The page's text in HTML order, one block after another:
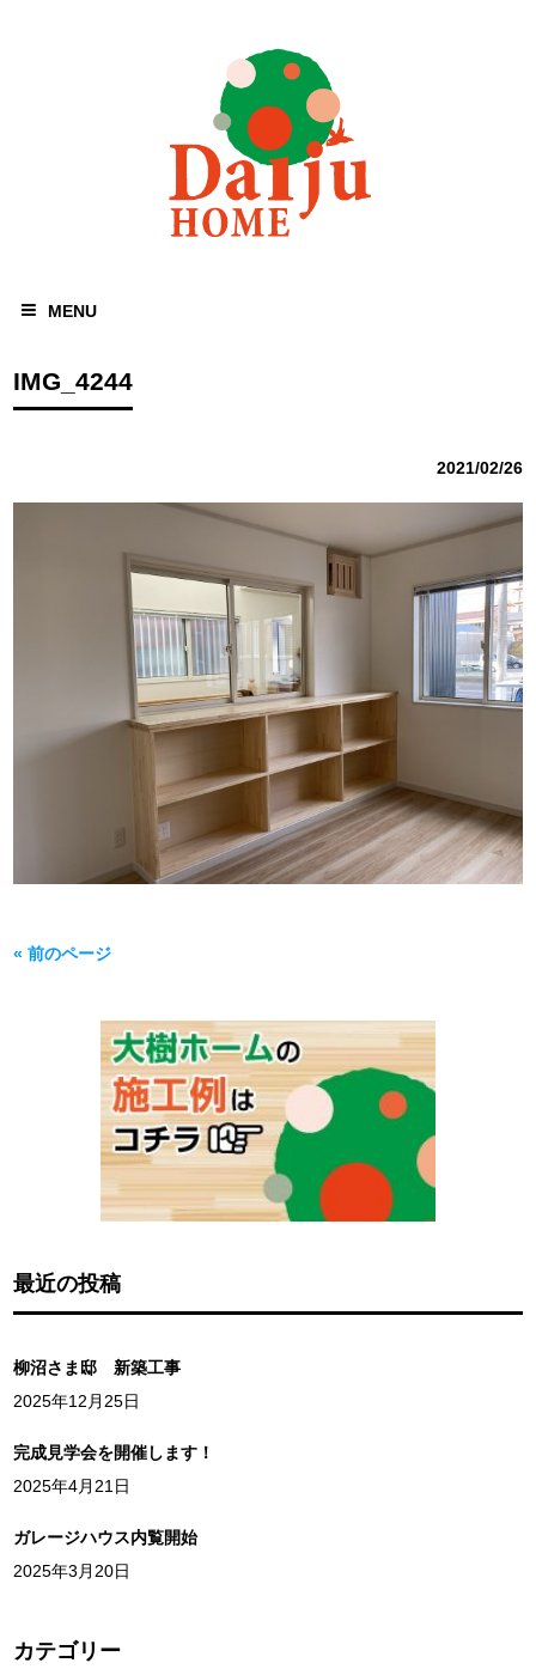
MENU
IMG_4244
2021/02/26
« 前のページ
最近の投稿
柳沼さま邸 新築工事
2025年12月25日
完成見学会を開催します！
2025年4月21日
ガレージハウス内覧開始
2025年3月20日
カテゴリー